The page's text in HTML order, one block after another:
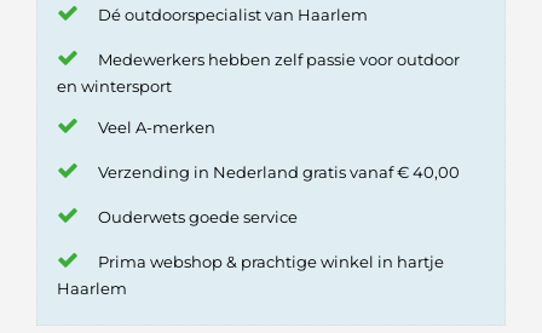
Dé outdoorspecialist van Haarlem
Medewerkers hebben zelf passie voor outdoor
en wintersport
Veel A-merken
Verzending in Nederland gratis vanaf € 40,00
Ouderwets goede service
Prima webshop & prachtige winkel in hartje
Haarlem